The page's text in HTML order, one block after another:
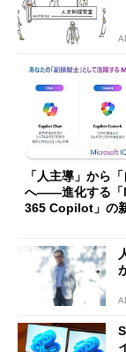
「人主導」から「
へ――進化する
365 Copilot」の